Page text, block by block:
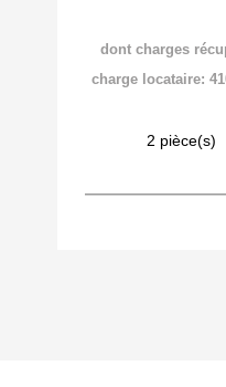
dont charges
charge locataire:
2 pièce(s)